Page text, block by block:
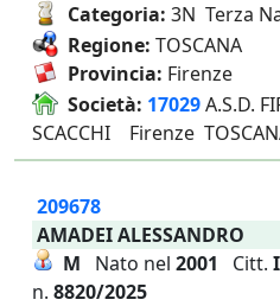
Categoria: 3N Terza
Regione: TOSCANA
Provincia: Firenze
Società: 17029A.S.D.
SCACCHI Firenze
209678
AMADEI ALESSANDRO
M Nato nel 2001 Citt.
n. 8820/2025